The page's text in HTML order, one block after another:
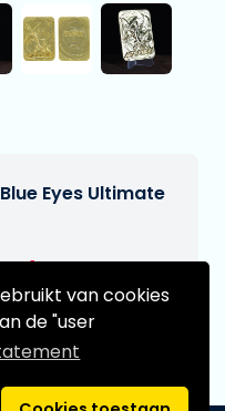
van cookies
de "user
Eyes Ultimate